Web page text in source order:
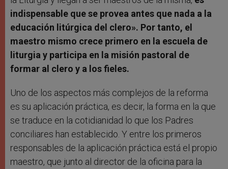
indispensable que se provea antes que nada a la
educación litúrgica del clero». Por tanto, el
maestro mismo crece primero en la escuela de
liturgia y participa en la misión pastoral de
formar al clero y a los fieles.
Uno de los aspectos más complejos de la reforma
es su aplicación práctica, es decir, la forma en la que
se traduce en la cotidianidad lo que los Padres
conciliares han establecido. Y entre los primeros
responsables de la aplicación práctica está el propio
maestro, que junto al director de la oficina para la